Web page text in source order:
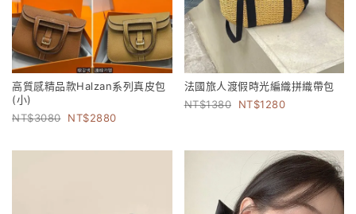
高質感精品款Halzan系列真皮包
(小)
3080
2880
法國旅人渡假時光編織拼織帶包
1380
1280